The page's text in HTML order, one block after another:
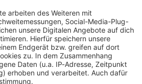
Studio Hotline
Kontaktformular
Sprachnachricht